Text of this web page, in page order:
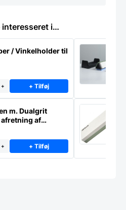
i…
/ Vinkelholder til
+ + Tilføj
m. Dualgrit
af
+ + Tilføj